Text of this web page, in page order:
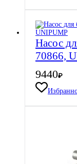
Насос
70866,
9440₽